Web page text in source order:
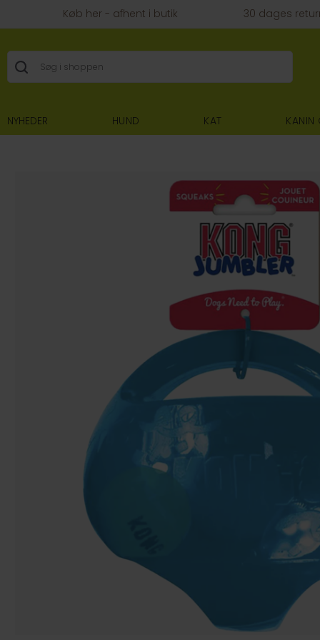
Køb her - afhent i butik 30 dages
NYHEDER HUND KAT KANIN